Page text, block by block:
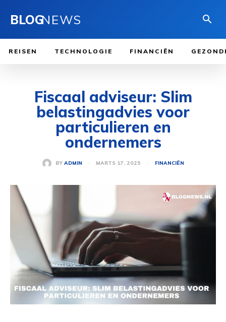
BLOGNEWS
REISEN TECHNOLOGIE FINANCIËN
Fiscaal adviseur: Slim
belastingadvies voor
particulieren en
ondernemers
BY ADMIN MARTS 17, 2025 FINANCIËN